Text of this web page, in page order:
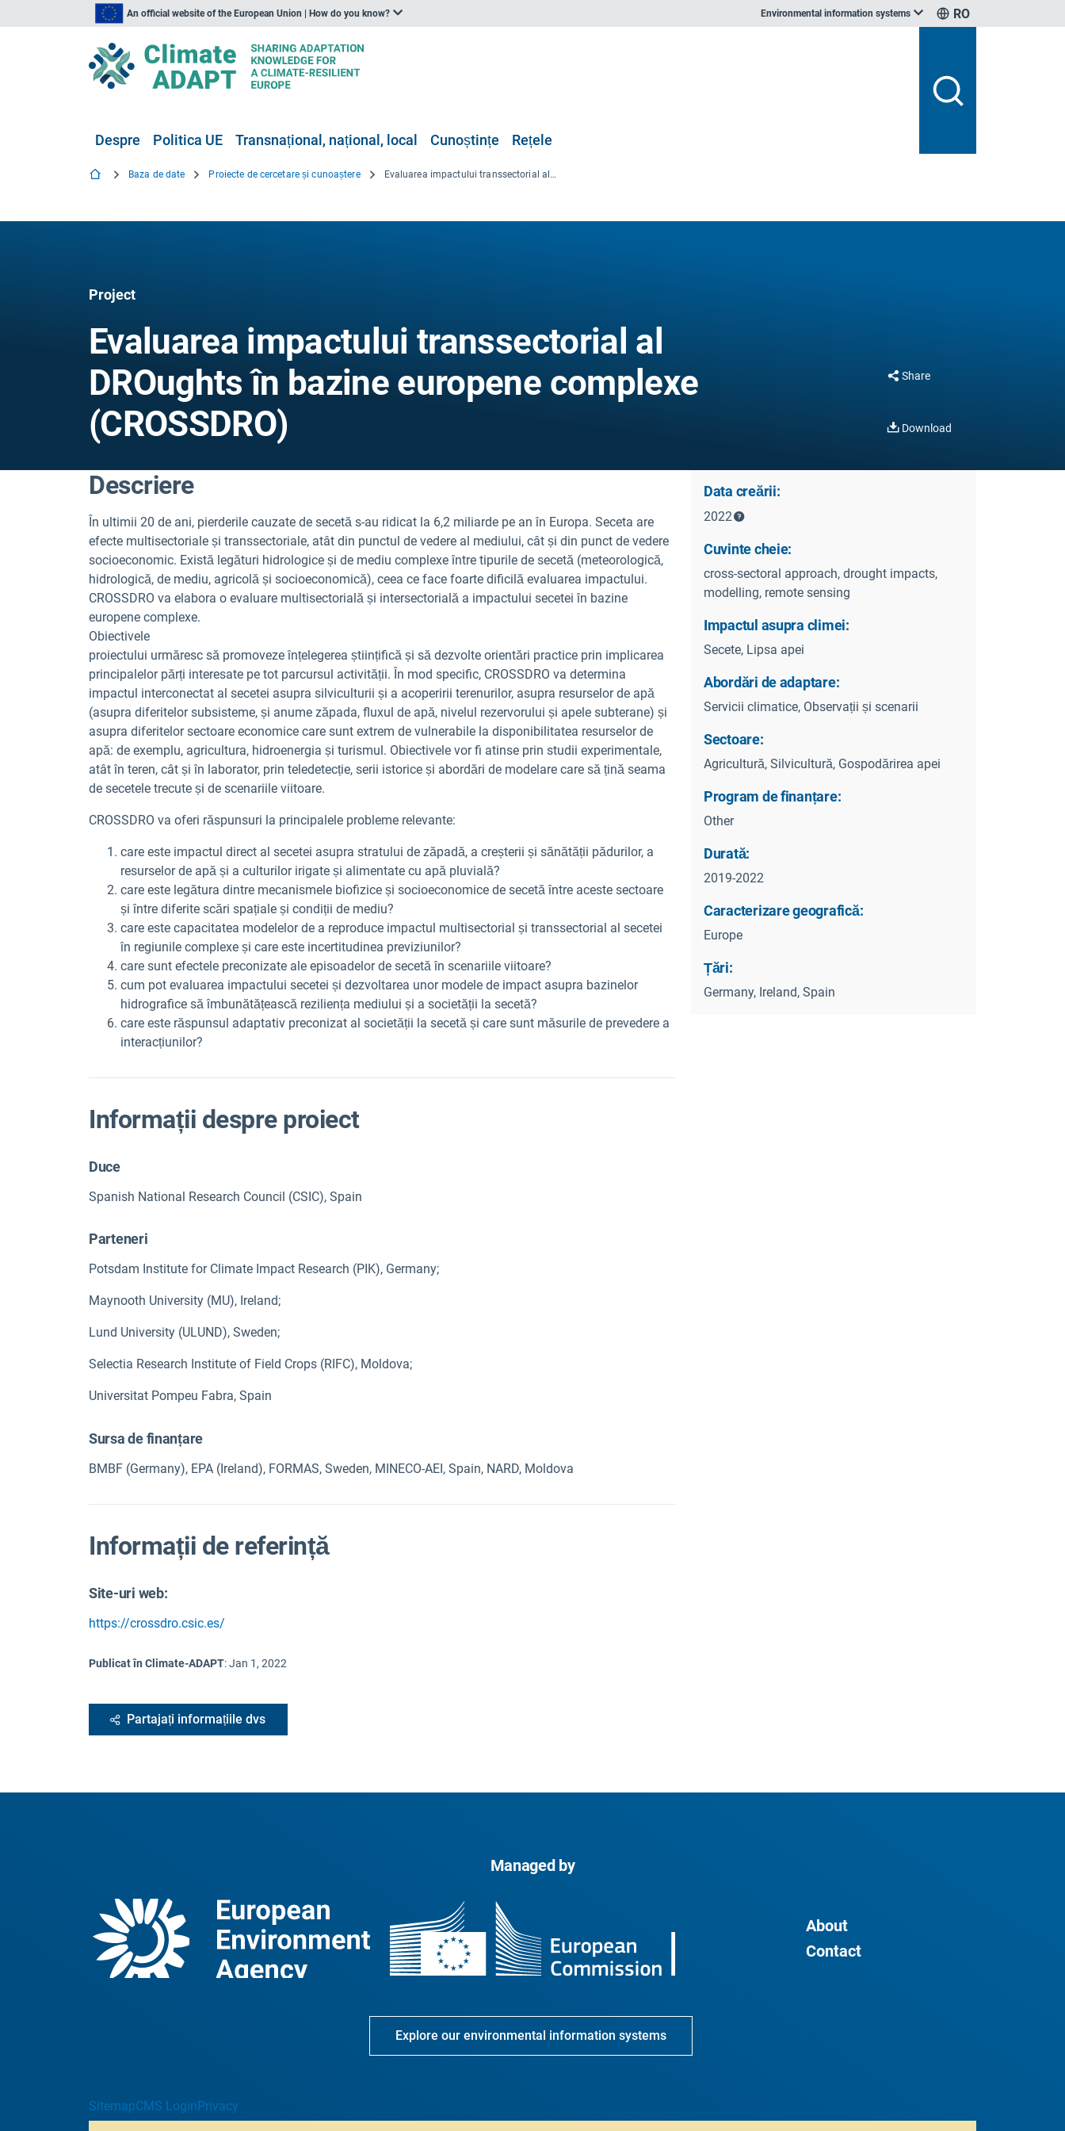
An official website of the European Union | How do you know? Environmental information systems RO
Despre Politica UE Transnațional, național, local Cunoștințe Rețele
Baza de date Proiecte de cercetare și cunoaștere Evaluarea impactului transsectorial al DROughts în bazine europene complexe
Project
Evaluarea impactului transsectorial al
DROughts în bazine europene complexe
(CROSSDRO)
Share
Download
Descriere
În ultimii 20 de ani, pierderile cauzate de secetă s-au ridicat la 6,2 miliarde pe an în Europa. Seceta are
efecte multisectoriale și transsectoriale, atât din punctul de vedere al mediului, cât și din punct de vedere
socioeconomic. Există legături hidrologice și de mediu complexe între tipurile de secetă (meteorologică,
hidrologică, de mediu, agricolă și socioeconomică), ceea ce face foarte dificilă evaluarea impactului.
CROSSDRO va elabora o evaluare multisectorială și intersectorială a impactului secetei în bazine
europene complexe.
Obiectivele
proiectului urmăresc să promoveze înțelegerea științifică și să dezvolte orientări practice prin implicarea
principalelor părți interesate pe tot parcursul activității. În mod specific, CROSSDRO va determina
impactul interconectat al secetei asupra silviculturii și a acoperirii terenurilor, asupra resurselor de apă
(asupra diferitelor subsisteme, și anume zăpada, fluxul de apă, nivelul rezervorului și apele subterane) și
asupra diferitelor sectoare economice care sunt extrem de vulnerabile la disponibilitatea resurselor de
apă: de exemplu, agricultura, hidroenergia și turismul. Obiectivele vor fi atinse prin studii experimentale,
atât în teren, cât și în laborator, prin teledetecție, serii istorice și abordări de modelare care să țină seama
de secetele trecute și de scenariile viitoare.
CROSSDRO va oferi răspunsuri la principalele probleme relevante:
care este impactul direct al secetei asupra stratului de zăpadă, a creșterii și sănătății pădurilor, a
resurselor de apă și a culturilor irigate și alimentate cu apă pluvială?
care este legătura dintre mecanismele biofizice și socioeconomice de secetă între aceste sectoare
și între diferite scări spațiale și condiții de mediu?
care este capacitatea modelelor de a reproduce impactul multisectorial și transsectorial al secetei
în regiunile complexe și care este incertitudinea previziunilor?
care sunt efectele preconizate ale episoadelor de secetă în scenariile viitoare?
cum pot evaluarea impactului secetei și dezvoltarea unor modele de impact asupra bazinelor
hidrografice să îmbunătățească reziliența mediului și a societății la secetă?
care este răspunsul adaptativ preconizat al societății la secetă și care sunt măsurile de prevedere a
interacțiunilor?
Informații despre proiect
Duce
Spanish National Research Council (CSIC), Spain
Parteneri
Potsdam Institute for Climate Impact Research (PIK), Germany;
Maynooth University (MU), Ireland;
Lund University (ULUND), Sweden;
Selectia Research Institute of Field Crops (RIFC), Moldova;
Universitat Pompeu Fabra, Spain
Sursa de finanțare
BMBF (Germany), EPA (Ireland), FORMAS, Sweden, MINECO-AEI, Spain, NARD, Moldova
Informații de referință
Site-uri web:
https://crossdro.csic.es/
Publicat în Climate-ADAPT:Jan 1, 2022
Partajați informațiile dvs
Data creării:
2022
Cuvinte cheie:
cross-sectoral approach, drought impacts,
modelling, remote sensing
Impactul asupra climei:
Secete, Lipsa apei
Abordări de adaptare:
Servicii climatice, Observații și scenarii
Sectoare:
Agricultură, Silvicultură, Gospodărirea apei
Program de finanțare:
Other
Durată:
2019-2022
Caracterizare geografică:
Europe
Țări:
Germany, Ireland, Spain
Managed by
About
Contact
Explore our environmental information systems
SitemapCMS LoginPrivacy